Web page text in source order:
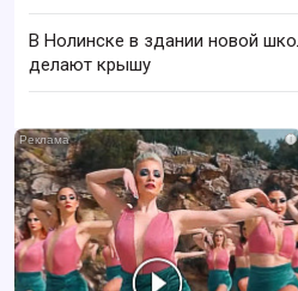
В Нолинске в здании новой
делают крышу
i